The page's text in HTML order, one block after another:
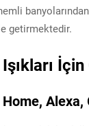
getirmektedir.
Alexa,